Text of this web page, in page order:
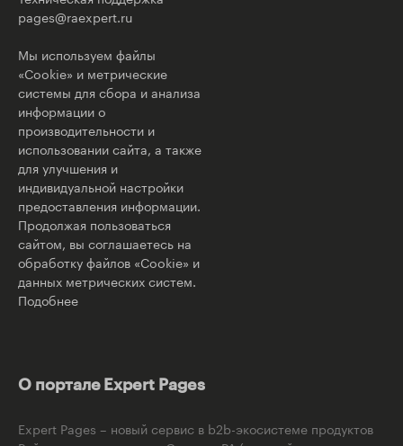
pages@raexpert.ru
Мы используем файлы
«Cookie» и метрические
системы для сбора и анализа
информации о
производительности и
использовании сайта, а также
для улучшения и
индивидуальной настройки
предоставления информации.
Продолжая пользоваться
сайтом, вы соглашаетесь на
обработку файлов «Cookie» и
данных метрических систем.
Подобнее
О портале Expert Pages
Expert Pages – новый сервис в b2b-экосистеме продуктов